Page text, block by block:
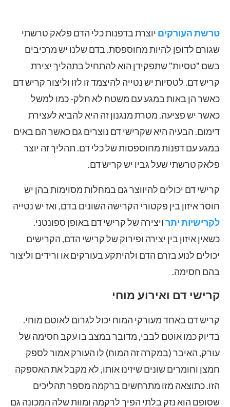
טרשת העורקים יוצרת בדפנות כלי הדם פלאק טרשתי
שגורם לדופן להיות מחוספסת. בדם שלנו יש מרכיבים
בשם "טסיות" שתפקידן הוא להתחיל בתהליך יצירת
קריש דם. לטסיות יש נטייה להיצמד זו לזו וליצור קריש דם
כאשר הן באות במגע עם משטח לא חלק- כמו למשל
כאשר יש פציעה. מטרת מנגנון זה היא להביא לעצירת
דימום. הבעיה היא שקרישי דם נוצרים גם כאשר הם באים
במגע עם דפנות מחוספסות של כלי דם. תהליך זה יוצר
פלאק טרשתי שעל גביו יש קריש דם.
קרישי דם יכולים להיווצר גם במחלות מסוימות בהן יש
חוסר איזון בין פקטורי הקרישה השונים בדם, ואז יש נטייה
לקרישיות יתרויצירה של קרישי דם באופן ספונטני.
כשאין איזון בין יצירה ופירוק של קרישי הדם, הקרישים
יכולים לנוע בזרם הדם ולהיתקע בעורקים או ורידים וליצור
בהם חסימה.
קרישי דם ואירוע מוחי
קריש דם באחד מעורקי המוח יכול לגרום לאוטם מוחי.
בדיוק כמו אוטם לבבי, מדובר במצב בו עקב חסימה של
עורק, האיבר (במקרה זה המוח) לו העורק אמור לספק
חמצן וחומרים שונים שיזינו אותו, לא מקבל את האספקה
הזו. כתוצאה מזו מתרחשים ברקמה מספר תהליכים
שסופם הוא נזק בלתי הפיך לרקמה ומוות שלה המכונה גם